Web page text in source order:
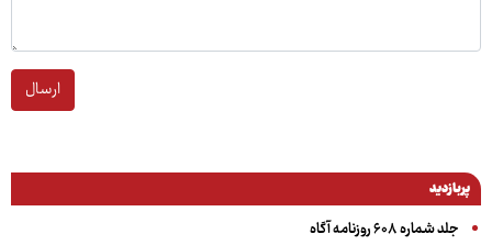
ارسال
پربازدید
جلد شماره ۶۰۸ روزنامه آگاه